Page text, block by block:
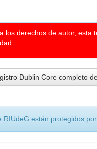
los derechos de autor, esta
Dublin Core completo
RIUdeG están protegidos